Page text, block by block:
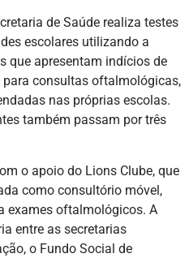
de Saúde realiza testes
escolares utilizando a
que apresentam indícios de
consultas oftalmológicas,
nas próprias escolas.
também passam por três
o apoio do Lions Clube, que
como consultório móvel,
exames oftalmológicos. A
entre as secretarias
o Fundo Social de